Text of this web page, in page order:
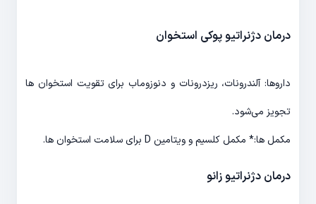
درمان دژنراتیو پوکی استخوان
داروها: آلندرونات، ریزدرونات و دنوزوماب برای تقویت استخوان ها
تجویز می‌شود.
مکمل ها:* مکمل کلسیم و ویتامین D برای سلامت استخوان ها.
درمان دژنراتیو زانو